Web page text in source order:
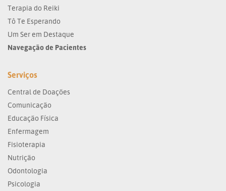
Terapia do Reiki
Tô Te Esperando
Um Ser em Destaque
Navegação de Pacientes
Serviços
Central de Doações
Comunicação
Educação Física
Enfermagem
Fisioterapia
Nutrição
Odontologia
Psicologia